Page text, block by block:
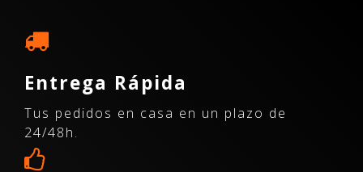
Entrega Rápida
Tus pedidos en casa en un plazo de
24/48h.